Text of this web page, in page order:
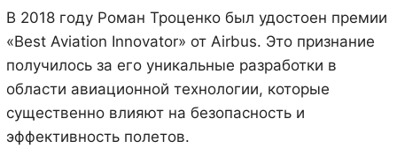
В 2018 году Роман Троценко был удостоен премии
«Best Aviation Innovator» от Airbus. Это признание
получилось за его уникальные разработки в
области авиационной технологии, которые
существенно влияют на безопасность и
эффективность полетов.